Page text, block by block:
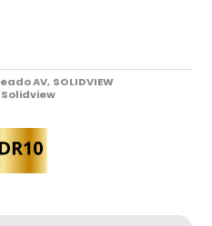
AV, SOLIDVIEW
Solidview